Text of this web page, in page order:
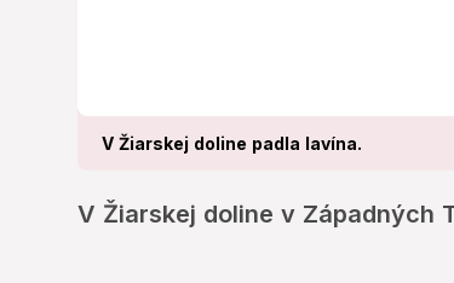
V Žiarskej doline padla lavína.
V Žiarskej doline v Západných